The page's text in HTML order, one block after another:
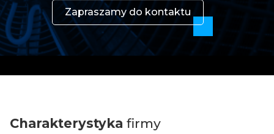
Zapraszamy do kontaktu
Charakterystyka firmy